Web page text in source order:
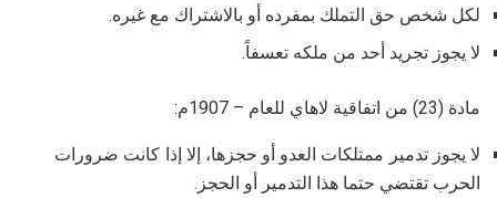
لكل شخص حق التملك بمفرده أو بالاشتراك مع غيره.
لا يجوز تجريد أحد من ملكه تعسفاً.
مادة (23) من اتفاقية لاهاي للعام – 1907م:
لا يجوز تدمير ممتلكات العدو أو حجزها، إلا إذا كانت ضرورات
الحرب تقتضي حتما هذا التدمير أو الحجز.